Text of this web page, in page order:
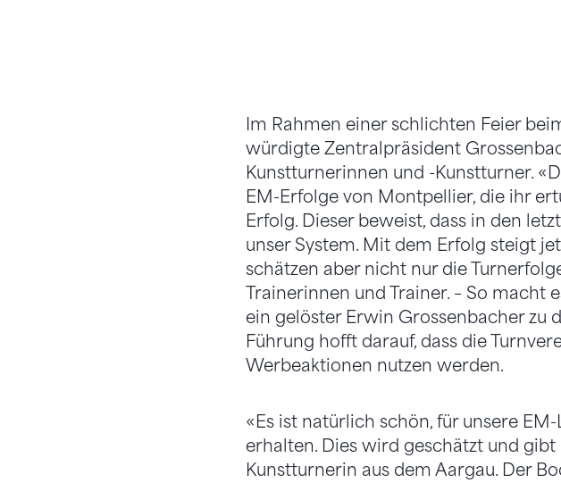
Im Rahmen einer schlichten Feier
würdigte Zentralpräsident
Kunstturnerinnen und -Kunstturner.
EM-Erfolge von Montpellier, die ihr
Erfolg. Dieser beweist, dass in den
unser System. Mit dem Erfolg steigt
schätzen aber nicht nur die
Trainerinnen und Trainer. – So macht
ein gelöster Erwin Grossenbacher zu
Führung hofft darauf, dass die
Werbeaktionen nutzen werden.
«Es ist natürlich schön, für unsere
erhalten. Dies wird geschätzt und
Kunstturnerin aus dem Aargau. Der